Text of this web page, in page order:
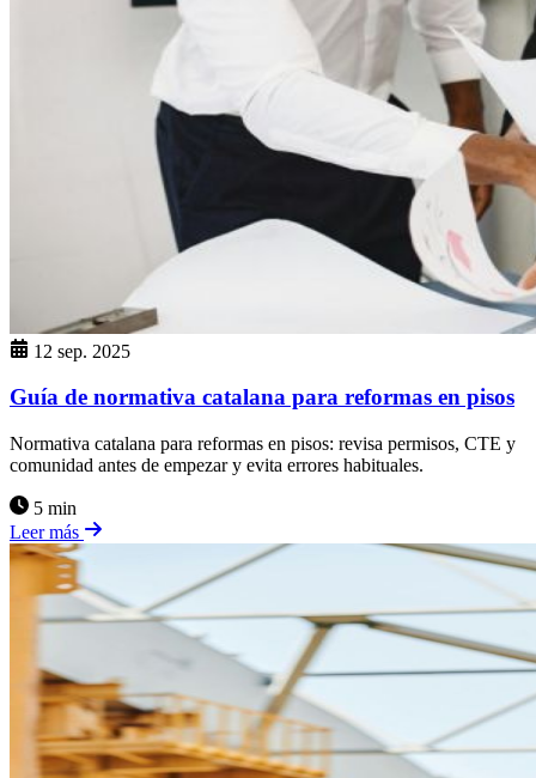
12 sep. 2025
Guía de normativa catalana para reformas en pisos
Normativa catalana para reformas en pisos: revisa permisos, CTE y
comunidad antes de empezar y evita errores habituales.
5 min
Leer más